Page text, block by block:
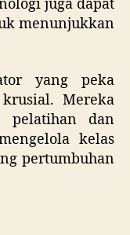
juga dapat
menunjukkan
yang peka
Mereka
pelatihan dan
kelas
pertumbuhan